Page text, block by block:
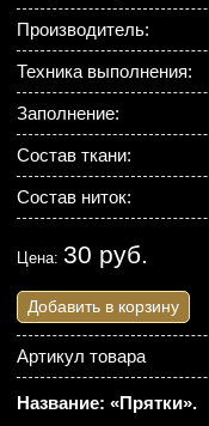
Производитель:
Техника выполнения:
Заполнение:
Состав ткани:
Состав ниток:
Цена:30 руб.
Добавить в корзину
Артикул товара
Название: «Прятки».